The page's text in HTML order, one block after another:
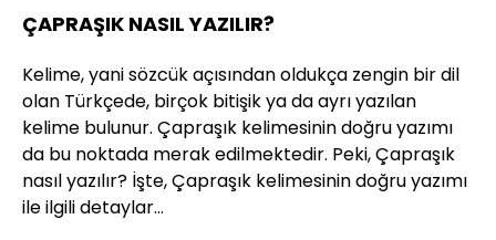
ÇAPRAŞIK NASIL YAZILIR?
Kelime, yani sözcük açısından oldukça zengin bir dil
olan Türkçede, birçok bitişik ya da ayrı yazılan
kelime bulunur. Çapraşık kelimesinin doğru yazımı
da bu noktada merak edilmektedir. Peki, Çapraşık
nasıl yazılır? İşte, Çapraşık kelimesinin doğru yazımı
ile ilgili detaylar…